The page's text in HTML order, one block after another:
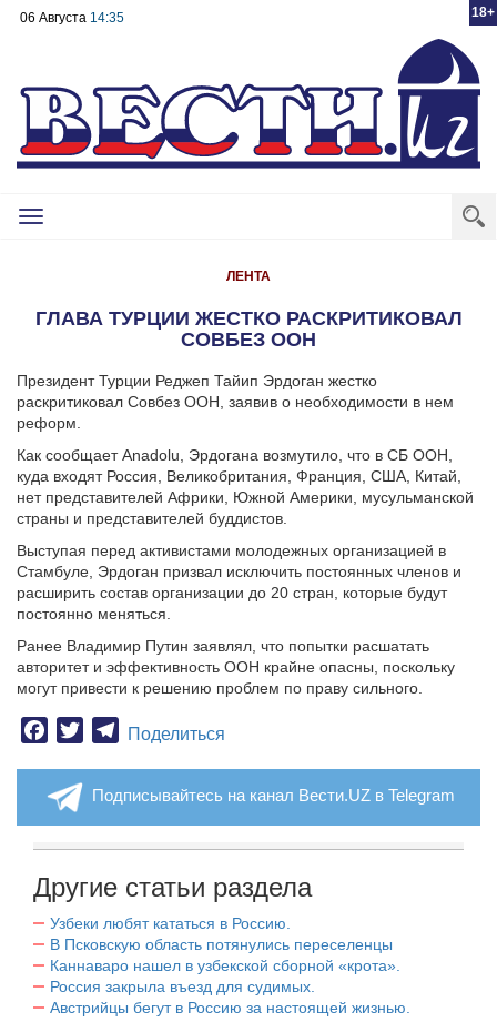
18+
06 Августа 14:35
Toggle
ЛЕНТА
ГЛАВА ТУРЦИИ ЖЕСТКО РАСКРИТИКОВАЛ
СОВБЕЗ ООН
Президент Турции Реджеп Тайип Эрдоган жестко
раскритиковал Совбез ООН, заявив о необходимости в нем
реформ.
Как сообщает Anadolu, Эрдогана возмутило, что в СБ ООН,
куда входят Россия, Великобритания, Франция, США, Китай,
нет представителей Африки, Южной Америки, мусульманской
страны и представителей буддистов.
Выступая перед активистами молодежных организацией в
Стамбуле, Эрдоган призвал исключить постоянных членов и
расширить состав организации до 20 стран, которые будут
постоянно меняться.
Ранее Владимир Путин заявлял, что попытки расшатать
авторитет и эффективность ООН крайне опасны, поскольку
могут привести к решению проблем по праву сильного.
Facebook
TwitterTelegram
Поделиться
Подписывайтесь на канал Вести.UZ в Telegram
Другие статьи раздела
Узбеки любят кататься в Россию.
В Псковскую область потянулись переселенцы
Каннаваро нашел в узбекской сборной «крота».
Россия закрыла въезд для судимых.
Австрийцы бегут в Россию за настоящей жизнью.